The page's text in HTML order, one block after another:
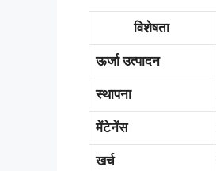
विशेषता
ऊर्जा उत्पादन
स्थापना
मेंटेनेंस
खर्च